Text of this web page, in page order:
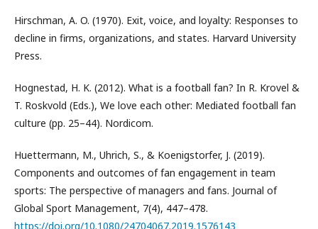
Hirschman, A. O. (1970). Exit, voice, and loyalty: Responses to
decline in firms, organizations, and states. Harvard University
Press.
Hognestad, H. K. (2012). What is a football fan? In R. Krovel &
T. Roskvold (Eds.), We love each other: Mediated football fan
culture (pp. 25–44). Nordicom.
Huettermann, M., Uhrich, S., & Koenigstorfer, J. (2019).
Components and outcomes of fan engagement in team
sports: The perspective of managers and fans. Journal of
Global Sport Management, 7(4), 447–478.
https://doi.org/10.1080/24704067.2019.1576143